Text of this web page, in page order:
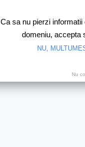
Motorsport
Ca sa nu pierzi
domeniu, accepta
NU,
Nu